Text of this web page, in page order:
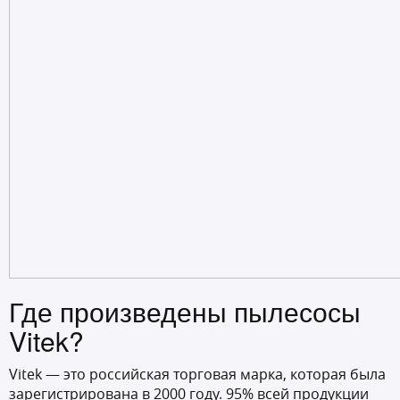
Где произведены пылесосы
Vitek?
Vitek — это российская торговая марка, которая была
зарегистрирована в 2000 году. 95% всей продукции